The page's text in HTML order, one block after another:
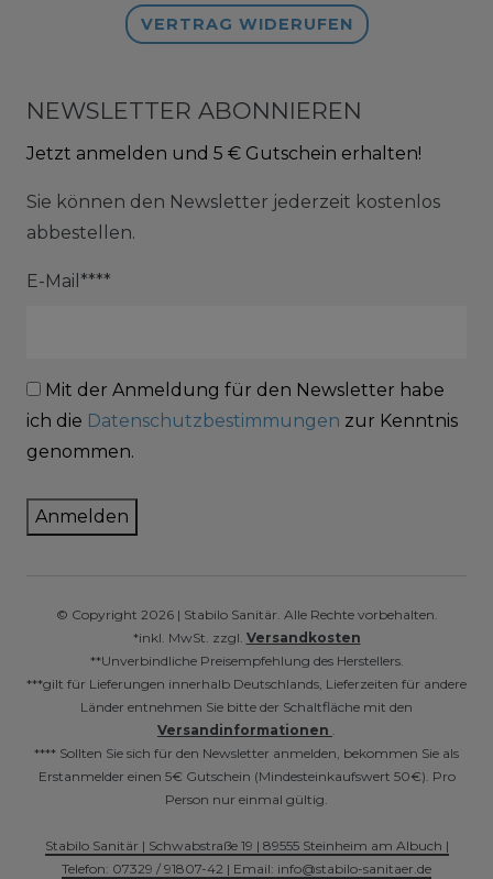
VERTRAG WIDERUFEN
NEWSLETTER ABONNIEREN
Jetzt anmelden und 5 € Gutschein erhalten!
Sie können den Newsletter jederzeit kostenlos
abbestellen.
E-Mail****
Mit der Anmeldung für den Newsletter habe
ich die Datenschutzbestimmungen zur Kenntnis
genommen.
Anmelden
© Copyright 2026 | Stabilo Sanitär. Alle Rechte vorbehalten.
*inkl. MwSt. zzgl. Versandkosten
**Unverbindliche Preisempfehlung des Herstellers.
***gilt für Lieferungen innerhalb Deutschlands, Lieferzeiten für andere
Länder entnehmen Sie bitte der Schaltfläche mit den
Versandinformationen .
**** Sollten Sie sich für den Newsletter anmelden, bekommen Sie als
Erstanmelder einen 5€ Gutschein (Mindesteinkaufswert 50€). Pro
Person nur einmal gültig.
Stabilo Sanitär | Schwabstraße 19 | 89555 Steinheim am Albuch |
Telefon: 07329 / 91807-42 | Email: info@stabilo-sanitaer.de